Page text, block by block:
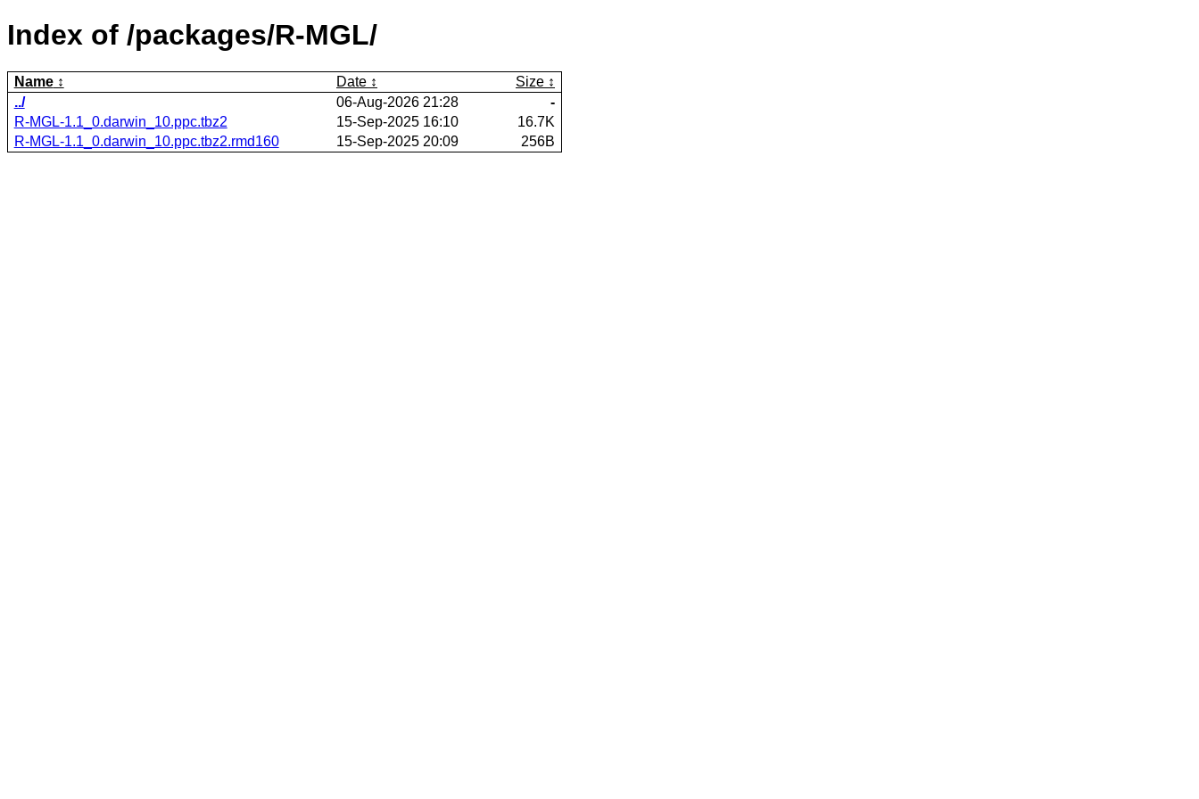
Index of /packages/R-MGL/
Name Date
Size
../
06-Aug-2026 21:28
-
R-MGL-1.1_0.darwin_10.ppc.tbz2
15-Sep-2025 16:10
16.7K
R-MGL-1.1_0.darwin_10.ppc.tbz2.rmd160
15-Sep-2025 20:09 256B